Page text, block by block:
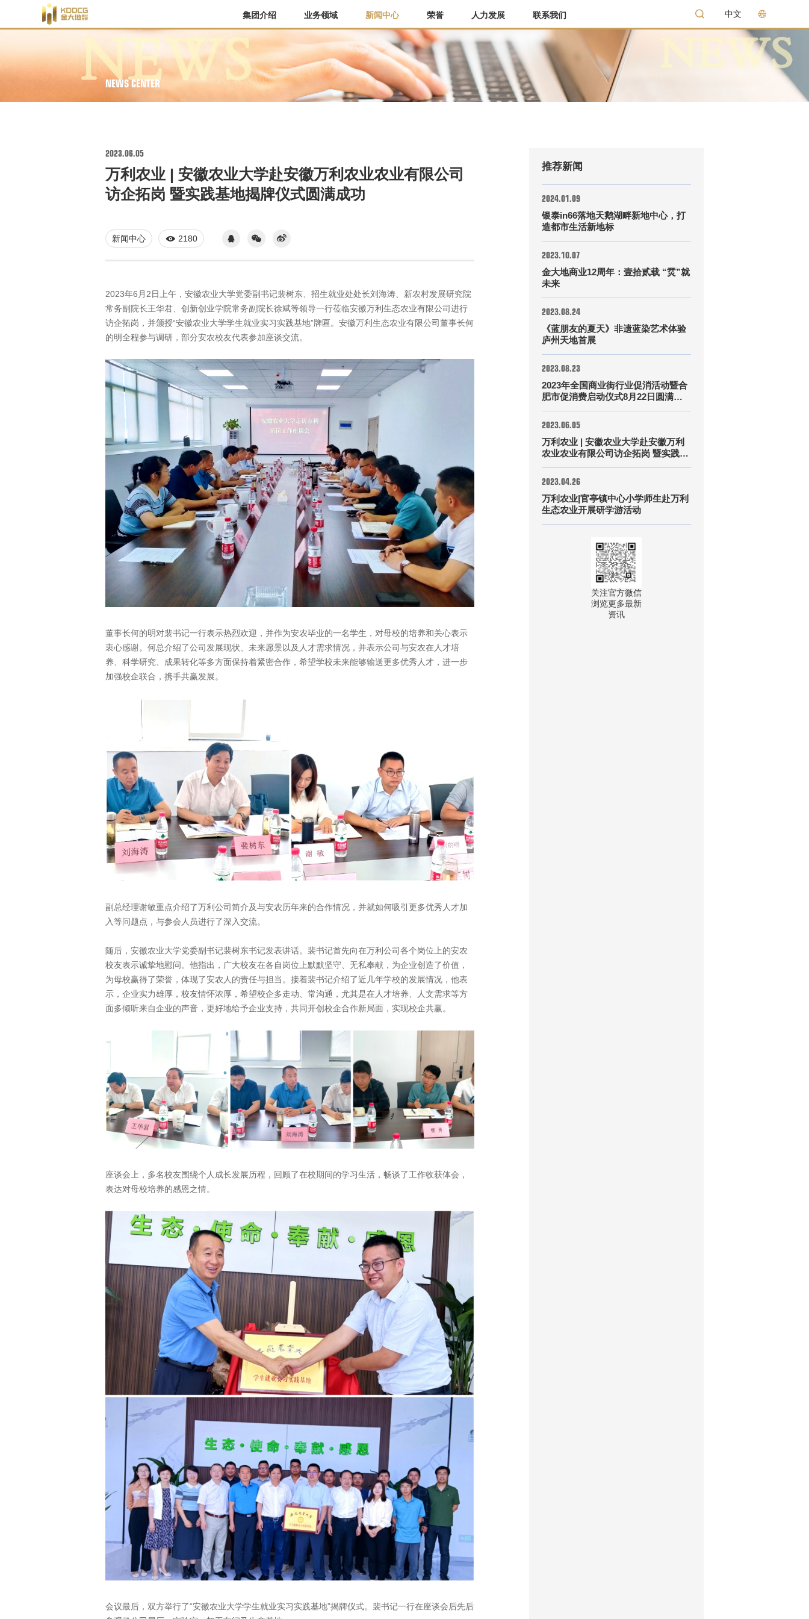
集团介绍 业务领域 新闻中心 荣誉 人力发展 联系我们 中文
NEWS CENTER
2023.06.05
万利农业 | 安徽农业大学赴安徽万利农业农业有限公司
访企拓岗 暨实践基地揭牌仪式圆满成功
新闻中心 2180
2023年6月2日上午，安徽农业大学党委副书记裴树东、招生就业处处长刘海涛、新农村发展研究院
常务副院长王华君、创新创业学院常务副院长徐斌等领导一行莅临安徽万利生态农业有限公司进行
访企拓岗，并颁授“安徽农业大学学生就业实习实践基地”牌匾。安徽万利生态农业有限公司董事长何
的明全程参与调研，部分安农校友代表参加座谈交流。
董事长何的明对裴书记一行表示热烈欢迎，并作为安农毕业的一名学生，对母校的培养和关心表示
衷心感谢。何总介绍了公司发展现状、未来愿景以及人才需求情况，并表示公司与安农在人才培
养、科学研究、成果转化等多方面保持着紧密合作，希望学校未来能够输送更多优秀人才，进一步
加强校企联合，携手共赢发展。
副总经理谢敏重点介绍了万利公司简介及与安农历年来的合作情况，并就如何吸引更多优秀人才加
入等问题点，与参会人员进行了深入交流。
随后，安徽农业大学党委副书记裴树东书记发表讲话。裴书记首先向在万利公司各个岗位上的安农
校友表示诚挚地慰问。他指出，广大校友在各自岗位上默默坚守、无私奉献，为企业创造了价值，
为母校赢得了荣誉，体现了安农人的责任与担当。接着裴书记介绍了近几年学校的发展情况，他表
示，企业实力雄厚，校友情怀浓厚，希望校企多走动、常沟通，尤其是在人才培养、人文需求等方
面多倾听来自企业的声音，更好地给予企业支持，共同开创校企合作新局面，实现校企共赢。
座谈会上，多名校友围绕个人成长发展历程，回顾了在校期间的学习生活，畅谈了工作收获体会，
表达对母校培养的感恩之情。
会议最后，双方举行了“安徽农业大学学生就业实习实践基地”揭牌仪式。裴书记一行在座谈会后先后
推荐新闻
2024.01.09
银泰in66落地天鹅湖畔新地中心，打
造都市生活新地标
2023.10.07
金大地商业12周年：壹拾贰载 “烎”就
未来
2023.08.24
《蓝朋友的夏天》非遗蓝染艺术体验
庐州天地首展
2023.08.23
2023年全国商业街行业促消活动暨合
肥市促消费启动仪式8月22日圆满落
2023.06.05
万利农业 | 安徽农业大学赴安徽万利
农业农业有限公司访企拓岗 暨实践基
2023.04.26
万利农业|官亭镇中心小学师生赴万利
生态农业开展研学游活动
关注官方微信
浏览更多最新
资讯